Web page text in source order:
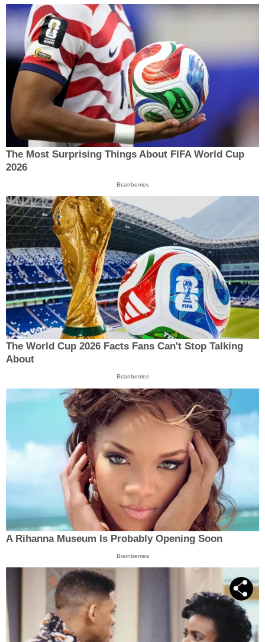
The Most Surprising Things About FIFA World Cup
2026
Brainberries
The World Cup 2026 Facts Fans Can't Stop Talking
About
Brainberries
A Rihanna Museum Is Probably Opening Soon
Brainberries